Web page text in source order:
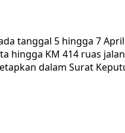
tanggal 5 hingga 7
hingga KM 414 ruas
dalam Surat